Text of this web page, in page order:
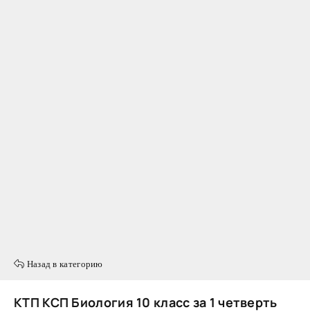
Назад в категорию
КТП КСП Биология 10 класс за 1 четверть